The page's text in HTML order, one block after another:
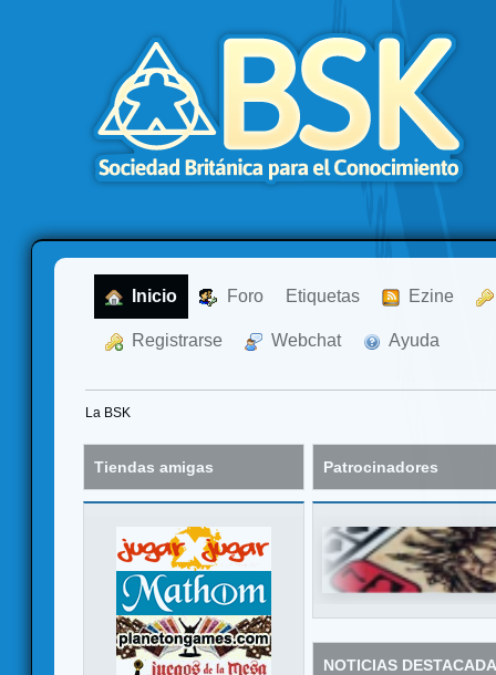
Inicio Foro Etiquetas Ezine
Registrarse Webchat Ayuda
La BSK
Tiendas amigas Patrocinadores
NOTICIAS